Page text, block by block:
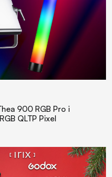
900 RGB Pro i
QLTP Pixel